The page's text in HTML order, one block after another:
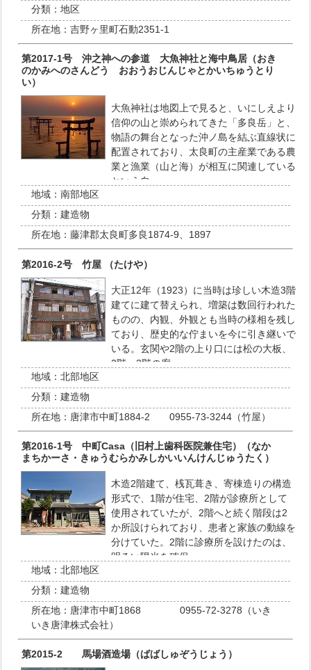
分類： 地区
所在地： 吉野ヶ里町石動2351-1
第2017-1号 沖之神への参道 大魚神社と海中鳥居（おき
のかみへのさんどう おおうおじんじゃとかいちゅうとり
い）
大魚神社は地図上で見ると、いにしえより
信仰の山と崇められてきた「多良岳」と、
物語の舞台となった沖ノ島を結ぶ直線状に
配置されており、太良町の主産業である農
業と漁業（山と海）が相互に関連している
という自…
地域： 南部地区
分類： 建造物
所在地： 藤津郡太良町多良1874-9、1897
第2016-2号 竹屋 （たけや）
大正12年（1923）に当時は珍しい木造3階
建てに建て替えられ、増築は数回行われた
ものの、内観、外観とも当時の様相を残し
ており、歴史的な佇まいを今に引き継いで
いる。玄関や2階の上り口には松の大板、
2階・3階の廊…
地域： 北部地区
分類： 建造物
所在地： 唐津市中町1884-2 0955-73-3244（竹屋）
第2016-1号 中町Casa（旧村上歯科医院兼住宅）（なか
まちかーさ・きゅうむらかみしかいいんけんじゅうたく）
木造2階建て、桟瓦葺き、寄棟造りの構造
形式で、1階が住宅、2階が診療所として
使用されていたが、2階へと続く階段は2
か所設けられており、患者と家族の動線を
分けていた。2階に診療所を設けたのは、
明るい陽光を確保…
地域： 北部地区
分類： 建造物
所在地： 唐津市中町1868 0955-72-3278（いき
いき唐津株式会社）
第2015-2 馬場酒造場（ばばしゅぞうじょう）